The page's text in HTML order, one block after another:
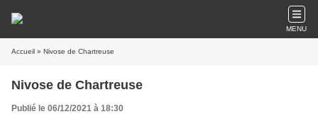
MENU
Accueil » Nivose de Chartreuse
Nivose de Chartreuse
Publié le 06/12/2021 à 18:30